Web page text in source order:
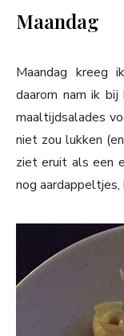
Maandag
Maandag kreeg
daarom nam ik
maaltijdsalades
niet zou lukken
ziet eruit als een
nog